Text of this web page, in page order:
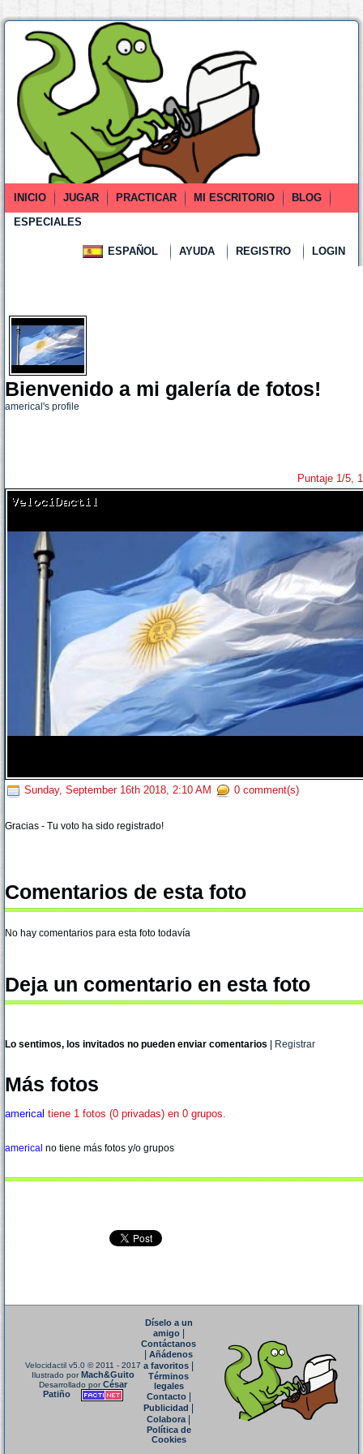
INICIO JUGAR PRACTICAR MI ESCRITORIO
BLOG
ESPECIALES
ESPAÑOL AYUDA REGISTRO LOGIN
Bienvenido a mi galería de fotos!
americal's profile
Puntaje 1/5,
Sunday, September 16th 2018, 2:10 AM 0 comment(s)
Gracias - Tu voto ha sido registrado!
Comentarios de esta foto
No hay comentarios para esta foto todavía
Deja un comentario en esta foto
Lo sentimos, los invitados no pueden enviar comentarios Registrar
Más fotos
americal tiene 1 fotos (0 privadas) en 0 grupos.
americal no tiene más fotos y/o grupos
Velocidactil v5.0 © 2011 - 2017
Ilustrado porMach&Guito
Desarrollado porCésar
Patiño
Díselo a un
amigo|
Contáctanos
Añádenos
a favoritos
Términos
legales
Contacto|
Publicidad
Colabora|
Política de
Cookies